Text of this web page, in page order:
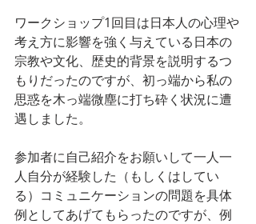
ワークショップ1回目は日本人の心理や
考え方に影響を強く与えている日本の
宗教や文化、歴史的背景を説明するつ
もりだったのですが、初っ端から私の
思惑を木っ端微塵に打ち砕く状況に遭
遇しました。
参加者に自己紹介をお願いして一人一
人自分が経験した（もしくはしてい
る）コミュニケーションの問題を具体
例としてあげてもらったのですが、例